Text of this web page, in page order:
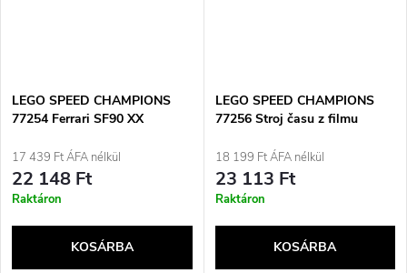
LEGO SPEED CHAMPIONS
77254 Ferrari SF90 XX
17 439 Ft ÁFA nélkül
22 148 Ft
Raktáron
KOSÁRBA
LEGO SPEED CHAMPIONS
77256 Stroj času z filmu
18 199 Ft ÁFA nélkül
23 113 Ft
Raktáron
KOSÁRBA